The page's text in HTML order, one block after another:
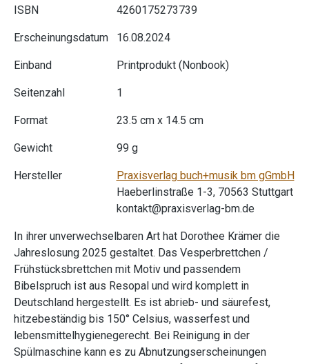
ISBN 4260175273739
Erscheinungsdatum 16.08.2024
Einband Printprodukt (Nonbook)
Seitenzahl 1
Format 23.5 cm x 14.5 cm
Gewicht 99 g
Hersteller
Praxisverlag buch+musik bm gGmbH
Haeberlinstraße 1-3, 70563 Stuttgart
kontakt@praxisverlag-bm.de
In ihrer unverwechselbaren Art hat Dorothee Krämer die
Jahreslosung 2025 gestaltet. Das Vesperbrettchen /
Frühstücksbrettchen mit Motiv und passendem
Bibelspruch ist aus Resopal und wird komplett in
Deutschland hergestellt. Es ist abrieb- und säurefest,
hitzebeständig bis 150° Celsius, wasserfest und
lebensmittelhygienegerecht. Bei Reinigung in der
Spülmaschine kann es zu Abnutzungserscheinungen